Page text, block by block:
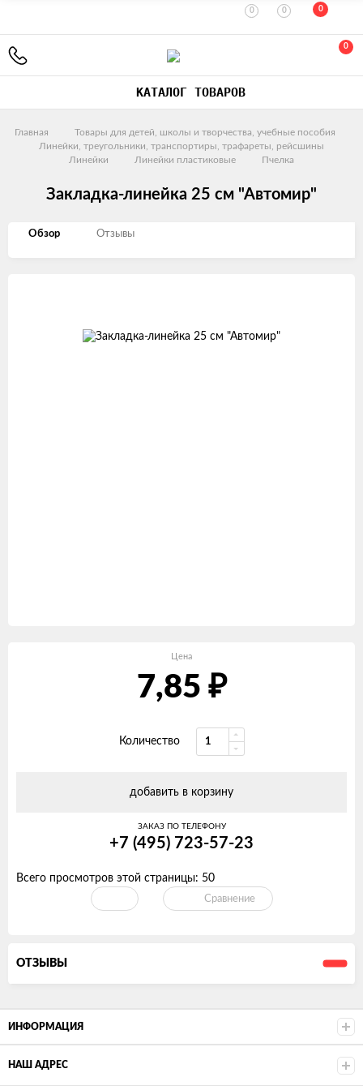
0 0 0
0
КАТАЛОГ ТОВАРОВ
Главная
Товары для детей, школы и творчества, учебные пособия
Линейки, треугольники, транспортиры, трафареты, рейсшины
Линейки
Линейки пластиковые Пчелка
Закладка-линейка 25 см "Автомир"
Обзор Отзывы
Цена
7,85 ₽
Количество
добавить в корзину
ЗАКАЗ ПО ТЕЛЕФОНУ
+7 (495) 723-57-23
Всего просмотров этой страницы: 50
Сравнение
ОТЗЫВЫ
ИНФОРМАЦИЯ
НАШ АДРЕС